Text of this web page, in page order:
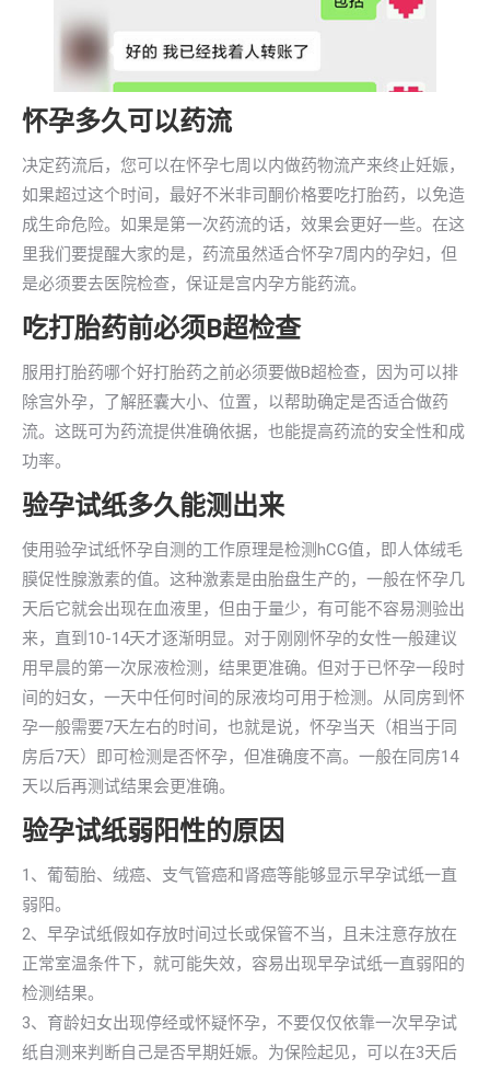
怀孕多久可以药流
决定药流后，您可以在怀孕七周以内做药物流产来终止妊娠，
如果超过这个时间，最好不米非司酮价格要吃打胎药，以免造
成生命危险。如果是第一次药流的话，效果会更好一些。在这
里我们要提醒大家的是，药流虽然适合怀孕7周内的孕妇，但
是必须要去医院检查，保证是宫内孕方能药流。
吃打胎药前必须B超检查
服用打胎药哪个好打胎药之前必须要做B超检查，因为可以排
除宫外孕，了解胚囊大小、位置，以帮助确定是否适合做药
流。这既可为药流提供准确依据，也能提高药流的安全性和成
功率。
验孕试纸多久能测出来
使用验孕试纸怀孕自测的工作原理是检测hCG值，即人体绒毛
膜促性腺激素的值。这种激素是由胎盘生产的，一般在怀孕几
天后它就会出现在血液里，但由于量少，有可能不容易测验出
来，直到10-14天才逐渐明显。对于刚刚怀孕的女性一般建议
用早晨的第一次尿液检测，结果更准确。但对于已怀孕一段时
间的妇女，一天中任何时间的尿液均可用于检测。从同房到怀
孕一般需要7天左右的时间，也就是说，怀孕当天（相当于同
房后7天）即可检测是否怀孕，但准确度不高。一般在同房14
天以后再测试结果会更准确。
验孕试纸弱阳性的原因
1、葡萄胎、绒癌、支气管癌和肾癌等能够显示早孕试纸一直
弱阳。
2、早孕试纸假如存放时间过长或保管不当，且未注意存放在
正常室温条件下，就可能失效，容易出现早孕试纸一直弱阳的
检测结果。
3、育龄妇女出现停经或怀疑怀孕，不要仅仅依靠一次早孕试
纸自测来判断自己是否早期妊娠。为保险起见，可以在3天后